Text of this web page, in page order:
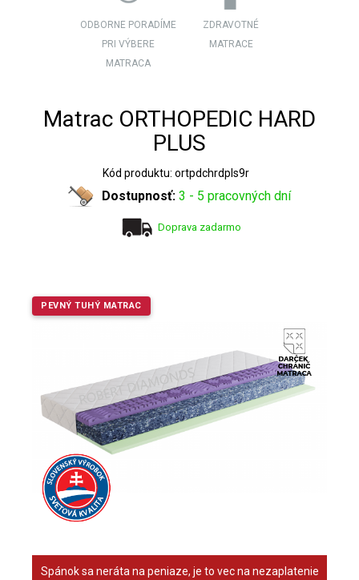
ODBORNE PORADÍME
PRI VÝBERE
MATRACA
ZDRAVOTNÉ
MATRACE
Matrac ORTHOPEDIC HARD
PLUS
Kód produktu: ortpdchrdpls9r
Dostupnosť: 3 - 5 pracovných dní
Doprava zadarmo
PEVNÝ TUHÝ MATRAC
Spánok sa neráta na peniaze, je to vec na nezaplatenie